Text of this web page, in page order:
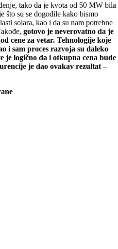
tako da je kvota od 50 MW bila
što su se dogodile kako bismo
solara, kao i da su nam potrebne
gotovo je neverovatno da je
cene za vetar. Tehnologije koje
i sam proces razvoja su daleko
je logično da i otkupna cena bude
je dao ovakav rezultat –